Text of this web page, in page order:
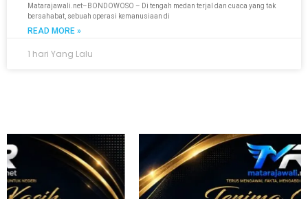
Matarajawali.net–BONDOWOSO – Di tengah medan terjal dan cuaca yang tak
bersahabat, sebuah operasi kemanusiaan di
READ MORE »
1 hari Yang Lalu